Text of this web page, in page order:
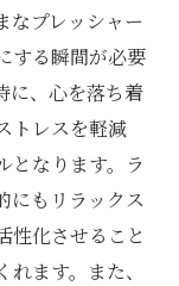
なプレッシャー
する瞬間が必要
に、心を落ち着
トレスを軽減
となります。ラ
にもリラックス
性化させること
ます。また、